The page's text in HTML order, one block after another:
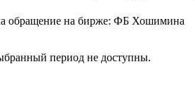
обращение на бирже: ФБ Хошимина
период не доступны.